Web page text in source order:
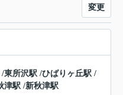
変更
/東所沢駅 /ひばりヶ丘駅 /
津駅 /新秋津駅